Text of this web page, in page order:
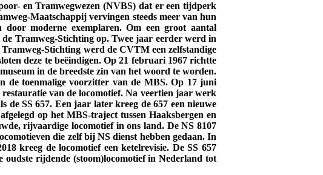
en Tramwegwezen (NVBS) dat er een tijdperk
Maatschappij vervingen steeds meer van hun
door moderne exemplaren. Om een groot aantal
de Tramweg-Stichting op.Twee jaar eerder werd in
Stichting werd de CVTM een zelfstandige
deze te beëindigen. Op 21 februari 1967 richtte
in de breedste zin van het woord te worden.
de toenmalige voorzitter van de MBS. Op 17 juni
van de locomotief. Na veertien jaar werk
SS 657. Een jaar later kreeg de 657 een nieuwe
op het MBS-traject tussen Haaksbergen en
rijvaardige locomotief in ons land. De NS 8107
die zelf bij NS dienst hebben gedaan. In
kreeg de locomotief een ketelrevisie. De SS 657
oudste rijdende (stoom)locomotief in Nederland tot